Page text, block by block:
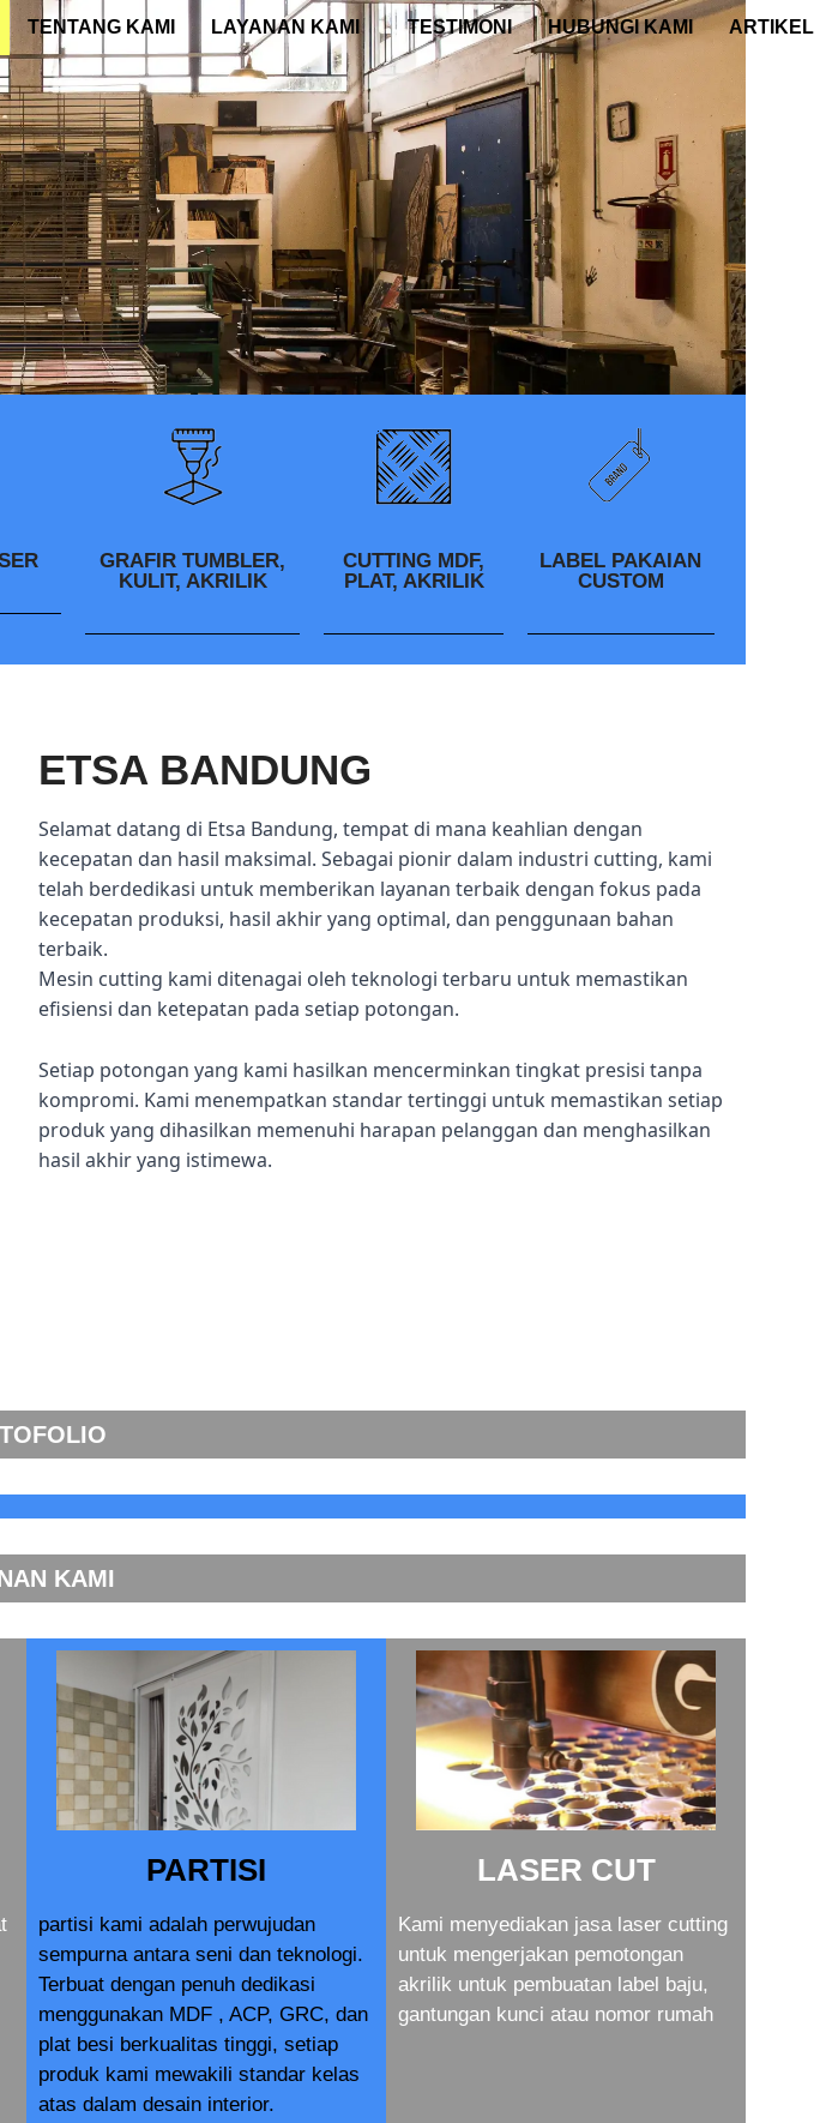
TENTANG KAMI LAYANAN KAMI TESTIMONI HUBUNGI KAMI ARTIKEL
GRAFIR TUMBLER,
KULIT, AKRILIK
CUTTING MDF,
PLAT, AKRILIK
LABEL PAKAIAN
CUSTOM
ETSA BANDUNG
Selamat datang di Etsa Bandung, tempat di mana keahlian dengan
kecepatan dan hasil maksimal. Sebagai pionir dalam industri cutting, kami
telah berdedikasi untuk memberikan layanan terbaik dengan fokus pada
kecepatan produksi, hasil akhir yang optimal, dan penggunaan bahan
terbaik.
Mesin cutting kami ditenagai oleh teknologi terbaru untuk memastikan
efisiensi dan ketepatan pada setiap potongan.
Setiap potongan yang kami hasilkan mencerminkan tingkat presisi tanpa
kompromi. Kami menempatkan standar tertinggi untuk memastikan setiap
produk yang dihasilkan memenuhi harapan pelanggan dan menghasilkan
hasil akhir yang istimewa.
KAMI
PARTISI
partisi kami adalah perwujudan
sempurna antara seni dan teknologi.
Terbuat dengan penuh dedikasi
menggunakan MDF , ACP, GRC, dan
plat besi berkualitas tinggi, setiap
produk kami mewakili standar kelas
atas dalam desain interior.
LASER CUT
Kami menyediakan jasa laser cutting
untuk mengerjakan pemotongan
akrilik untuk pembuatan label baju,
gantungan kunci atau nomor rumah